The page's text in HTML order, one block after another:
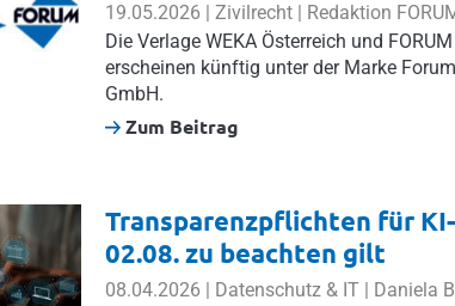
19.05.2026 | Zivilrecht | Redaktion
Die Verlage WEKA Österreich und
erscheinen künftig unter der Marke
GmbH.
Zum Beitrag
Transparenzpflichten für
02.08. zu beachten gilt
08.04.2026 | Datenschutz & IT |
Daniela